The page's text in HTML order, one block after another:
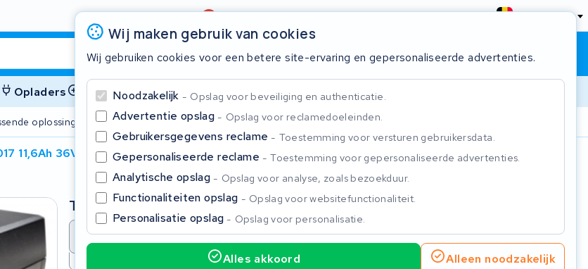
Beoordeling4,6/5 België
Winkelwagen Inloggen
Opladers Accessoires
oplossing 2 jaar garantie
Wij maken gebruik van cookies
Wij gebruiken cookies voor een betere site-ervaring en gepersonaliseerde advertenties.
Noodzakelijk Opslag voor beveiliging en authenticatie.
Advertentie opslag Opslag voor reclamedoeleinden.
Gebruikersgegevens reclame Toestemming voor versturen gebruikersdata.
Gepersonaliseerde reclame Toestemming voor gepersonaliseerde advertenties.
Analytische opslag Opslag voor analyse, zoals bezoekduur.
Functionaliteiten opslag Opslag voor websitefunctionaliteit.
Personalisatie opslag Opslag voor personalisatie.
Alles akkoord Alleen noodzakelijk
11,6Ah 36V
Type
Accu revisie Accu reparatie Nieuwe Accu Refurbished Accu
Niet beschikbaar
Sluiten